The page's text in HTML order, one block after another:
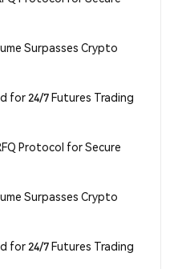
Surpasses Crypto
for 24/7 Futures Trading
Protocol for Secure
Surpasses Crypto
for 24/7 Futures Trading